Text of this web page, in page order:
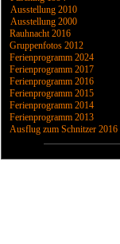
Ausstellung 2010
Ausstellung 2000
Rauhnacht 2016
Gruppenfotos 2012
Ferienprogramm 2024
Ferienprogramm 2017
Ferienprogramm 2016
Ferienprogramm 2015
Ferienprogramm 2014
Ferienprogramm 2013
Ausflug zum Schnitzer 2016